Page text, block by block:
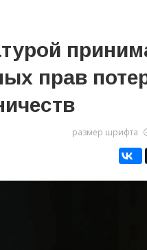
прав
размер шрифта